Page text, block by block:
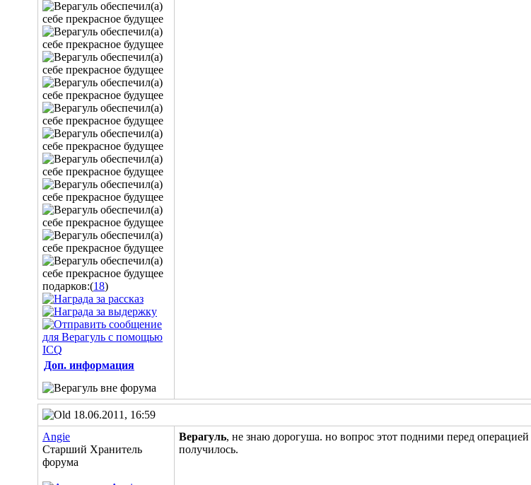
подарков:(18)
Доп. информация
18.06.2011, 16:59
Angie
Старший Хранитель
форума
Верагуль, не знаю дорогуша. но вопрос этот подними перед операцией
получилось.